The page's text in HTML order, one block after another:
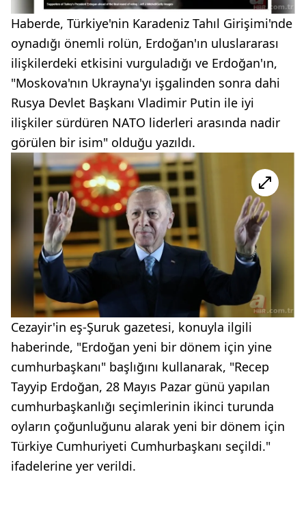
Haberde, Türkiye'nin Karadeniz Tahıl Girişimi'nde
oynadığı önemli rolün, Erdoğan'ın uluslararası
ilişkilerdeki etkisini vurguladığı ve Erdoğan'ın,
"Moskova'nın Ukrayna'yı işgalinden sonra dahi
Rusya Devlet Başkanı Vladimir Putin ile iyi
ilişkiler sürdüren NATO liderleri arasında nadir
görülen bir isim" olduğu yazıldı.
Cezayir'in eş-Şuruk gazetesi, konuyla ilgili
haberinde, "Erdoğan yeni bir dönem için yine
cumhurbaşkanı" başlığını kullanarak, "Recep
Tayyip Erdoğan, 28 Mayıs Pazar günü yapılan
cumhurbaşkanlığı seçimlerinin ikinci turunda
oyların çoğunluğunu alarak yeni bir dönem için
Türkiye Cumhuriyeti Cumhurbaşkanı seçildi."
ifadelerine yer verildi.